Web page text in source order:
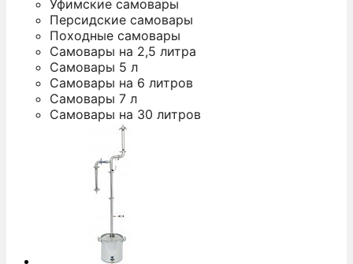
Уфимские самовары
Персидские самовары
Походные самовары
Самовары на 2,5 литра
Самовары 5 л
Самовары на 6 литров
Самовары 7 л
Самовары на 30 литров